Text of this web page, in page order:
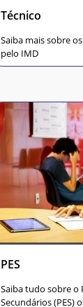
Técnico
Saiba mais sobre
pelo IMD
PES
Saiba tudo sobre o
Secundários (PES)